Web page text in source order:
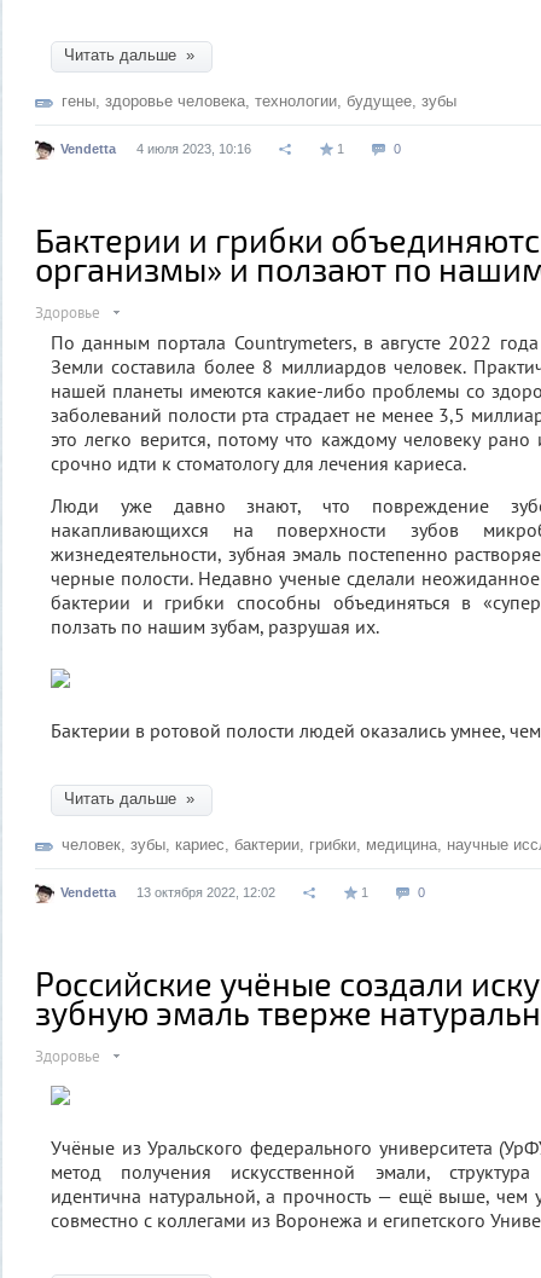
Читать дальше »
гены, здоровье человека, технологии, будущее, зубы
Vendetta 4 июля 2023, 10:16 1 0
Бактерии и грибки
организмы» и ползают по
Здоровье
По данным портала Countrymeters, в августе 2022
Земли составила более 8 миллиардов человек.
нашей планеты имеются какие-либо проблемы со
заболеваний полости рта страдает не менее 3,5
это легко верится, потому что каждому человеку
срочно идти к стоматологу для лечения кариеса.
Люди уже давно знают, что повреждение
накапливающихся на поверхности зубов
жизнедеятельности, зубная эмаль постепенно
черные полости. Недавно ученые сделали
бактерии и грибки способны объединяться в
ползать по нашим зубам, разрушая их.
Бактерии в ротовой полости людей оказались умнее,
Читать дальше »
человек, зубы, кариес, бактерии, грибки, медицина, научные
Vendetta 13 октября 2022, 12:02 1 0
Российские учёные создали
зубную эмаль тверже
Здоровье
Учёные из Уральского федерального университета
метод получения искусственной эмали,
идентична натуральной, а прочность — ещё выше, чем
совместно с коллегами из Воронежа и египетского